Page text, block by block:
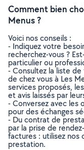
Comment bien
Menus ?
Voici nos conseils :
- Indiquez votre
recherchez-vous ?
particulier ou
- Consultez la liste
de chez vous à Les
services proposés,
et avis laissés par
- Conversez avec les
pour des échanges
- Du contrat de
par la prise de
factures : utilisez
prestation.